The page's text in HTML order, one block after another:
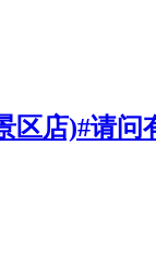
区店)#请问